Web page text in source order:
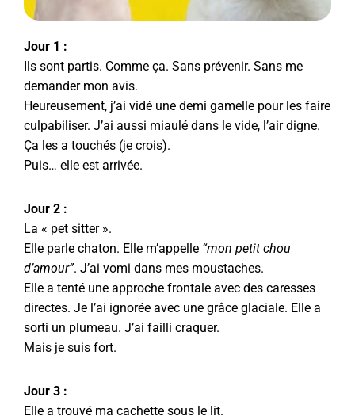
Jour 1 :
Ils sont partis. Comme ça. Sans prévenir. Sans me
demander mon avis.
Heureusement, j’ai vidé une demi gamelle pour les faire
culpabiliser. J’ai aussi miaulé dans le vide, l’air digne.
Ça les a touchés (je crois).
Puis… elle est arrivée.
Jour 2 :
La « pet sitter ».
Elle parle chaton. Elle m’appelle “mon petit chou
d’amour”. J’ai vomi dans mes moustaches.
Elle a tenté une approche frontale avec des caresses
directes. Je l’ai ignorée avec une grâce glaciale. Elle a
sorti un plumeau. J’ai failli craquer.
Mais je suis fort.
Jour 3 :
Elle a trouvé ma cachette sous le lit.